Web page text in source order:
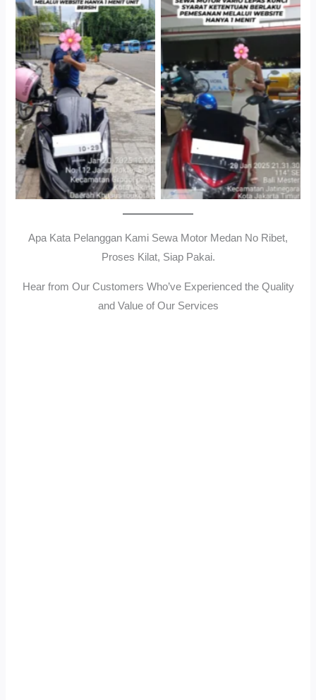
Antar Jemput Kendaraan
Cityplaza Jatinegara
Gedung Parkir P6ASewa
Motor Medan Sunggal No
Ribet, Proses Kilat, Siap
Pakai.
Apa Kata Pelanggan Kami Sewa Motor Medan No Ribet,
Proses Kilat, Siap Pakai.
Hear from Our Customers Who’ve Experienced the Quality
and Value of Our Services